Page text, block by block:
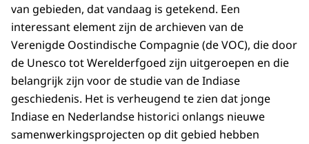
van gebieden, dat vandaag is getekend. Een
interessant element zijn de archieven van de
Verenigde Oostindische Compagnie (de VOC), die door
de Unesco tot Werelderfgoed zijn uitgeroepen en die
belangrijk zijn voor de studie van de Indiase
geschiedenis. Het is verheugend te zien dat jonge
Indiase en Nederlandse historici onlangs nieuwe
samenwerkingsprojecten op dit gebied hebben